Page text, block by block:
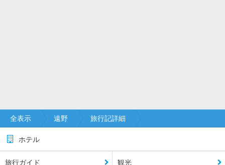
全表示 遠野 旅行記詳細
ホテル
旅行ガイド 観光